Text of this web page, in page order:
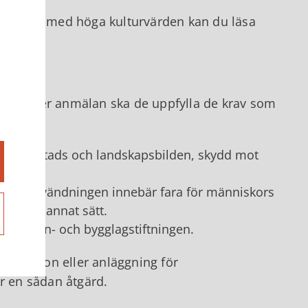
med höga kulturvärden kan du läsa
eller anmälan ska de uppfylla de krav som
stads och landskapsbilden, skydd mot
användningen innebär fara för människors
på annat sätt.
i plan- och bygglagstiftningen.
eller anläggning för
en sådan åtgärd.